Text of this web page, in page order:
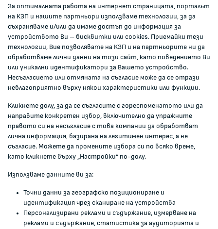
ЗА КОМИСИЯТА
За КЗП
Кои сме ние
Кариери
Документи и други актове
Информация
Полезни връзки
ЖАЛБИ И РЕГИСТРИ
Регистър на опасните стоки
Регистър на е-адреси на ЮЛ нежелаещи да получават
За оптималната работа на интернет страницата, порталът
на КЗП и нашите партньори използваме технологии, за да
съхраняваме и/или да имаме достъп до информация за
устройството Ви – бисквитки или cookies. Приемайки тези
технологии, Вие позволявате на КЗП и на партньорите ни да
обработваме лични данни на този сайт, като поведението Ви
или уникални идентификатори за Вашето устройство.
Несъгласието или отмяната на съгласие може да се отрази
неблагоприятно върху някои характеристики или функции.
Кликнете долу, за да се съгласите с гореспоменатото или да
направите конкретен избор, включително да упражните
правото си на несъгласие с това компании да обработват
лична информация, базирана на легитимен интерес, а не
съгласие. Можете да промените избора си по всяко време,
като кликнете върху „Настройки“ по-долу.
Използваме данните ви за:
Точни данни за географско позициониране и
идентификация чрез сканиране на устройства
Персонализирани реклами и съдържание, измерване на
реклами и съдържание, статистика за аудиторията и